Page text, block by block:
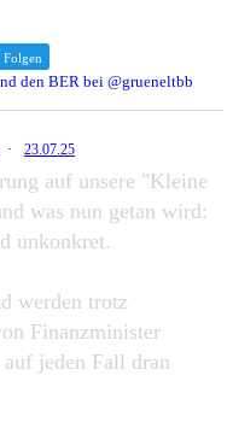
Folgen
den BER bei @grueneltbb
· 23.07.25
auf unsere "Kleine
was nun getan wird:
unkonkret.
werden trotz
Finanzminister
jeden Fall dran